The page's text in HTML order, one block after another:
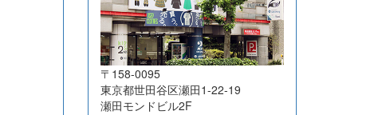
2026-07-17 広島県福山市 16 5,350
2026-07-16 東京都江東区 8 11,510
2026-07-16 東京都杉並区 21 18,500
2026-07-16 大阪府吹田市
2026-07-16 横浜市港北区
〒158-0095
東京都世田谷区瀬田1-22-19
瀬田モンドビル2F